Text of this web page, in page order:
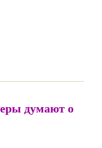
думают о